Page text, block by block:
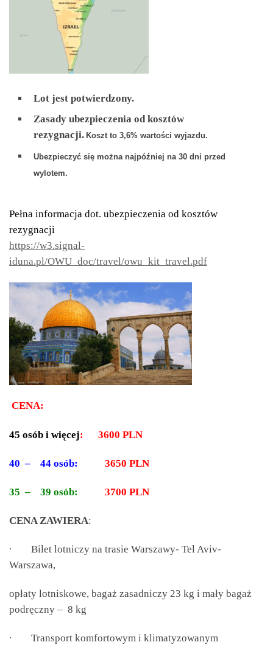
Lot jest potwierdzony.
Zasady ubezpieczenia od kosztów
rezygnacji. Koszt to 3,6% wartości wyjazdu.
Ubezpieczyć się można najpóźniej na 30 dni przed
wylotem.
Pełna informacja dot. ubezpieczenia od kosztów
rezygnacji
https://w3.signal-
iduna.pl/OWU_doc/travel/owu_kit_travel.pdf
CENA:
45 osób i więcej: 3600 PLN
40 – 44 osób: 3650 PLN
35 – 39 osób: 3700 PLN
CENA ZAWIERA:
∙
Bilet lotniczy na trasie Warszawy- Tel Aviv-
Warszawa,
opłaty lotniskowe, bagaż zasadniczy 23 kg i mały bagaż
podręczny – 8 kg
∙
Transport komfortowym i klimatyzowanym